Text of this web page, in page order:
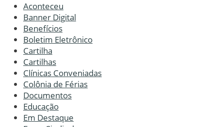
Aconteceu
Banner Digital
Benefícios
Boletim Eletrônico
Cartilha
Cartilhas
Clínicas Conveniadas
Colônia de Férias
Documentos
Educação
Em Destaque